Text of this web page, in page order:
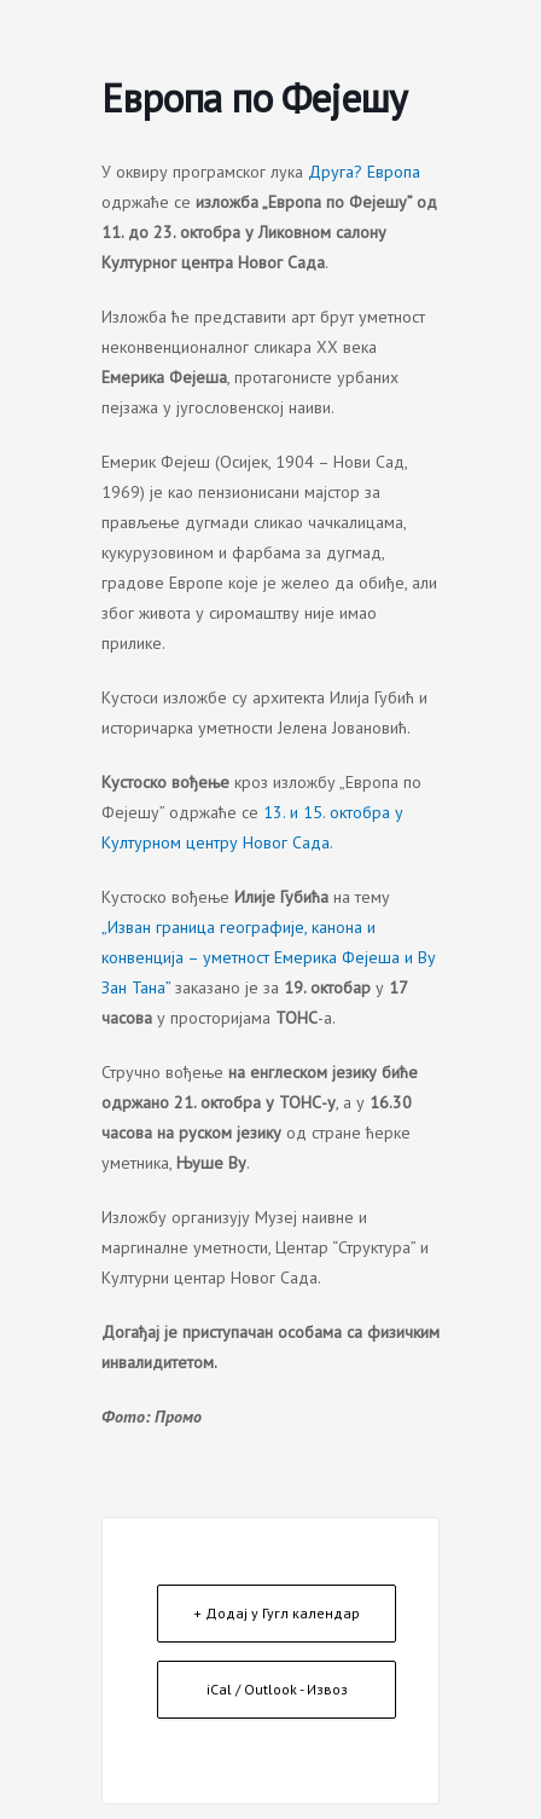
Европа по Фејешу
У оквиру програмског лука Друга? Европа
одржаће се изложба „Европа по Фејешу” од
11. до 23. октобра у Ликовном салону
Културног центра Новог Сада.
Изложба ће представити арт брут уметност
неконвенционалног сликара XX века
Емерика Фејеша, протагонисте урбаних
пејзажа у југословенској наиви.
Емерик Фејеш (Осијек, 1904 – Нови Сад,
1969) је као пензионисани мајстор за
прављење дугмади сликао чачкалицама,
кукурузовином и фарбама за дугмад,
градове Европе које је желео да обиђе, али
због живота у сиромаштву није имао
прилике.
Кустоси изложбе су архитекта Илија Губић и
историчарка уметности Јелена Јовановић.
Кустоско вођење кроз изложбу „Европа по
Фејешу” одржаће се 13. и 15. октобра у
Културном центру Новог Сада.
Кустоско вођење Илије Губића на тему
„Изван граница географије, канона и
конвенција – уметност Емерика Фејеша и Ву
Зан Тана” заказано је за 19. октобар у 17
часова у просторијама ТОНС-а.
Стручно вођење на енглеском језику биће
одржано 21. октобра у ТОНС-у, а у 16.30
часова на руском језику од стране ћерке
уметника, Њуше Ву.
Изложбу организују Музеј наивне и
маргиналне уметности, Центар “Структура” и
Културни центар Новог Сада.
Догађај је приступачан особама са физичким
инвалидитетом.
Фото: Промо
+ Додај у Гугл календар
iCal / Outlook - Извоз